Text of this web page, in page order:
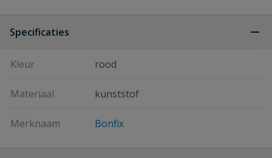
Specificaties
Kleur rood
Materiaal kunststof
Merknaam Bonfix